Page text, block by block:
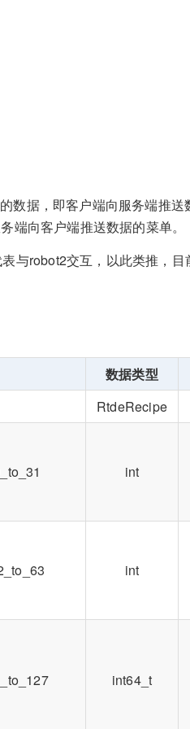
数据，即客户端向服务端推送
端向客户端推送数据的菜单。
与robot2交互，以此类推，
数据类型
RtdeRecipe
int
int
int64_t